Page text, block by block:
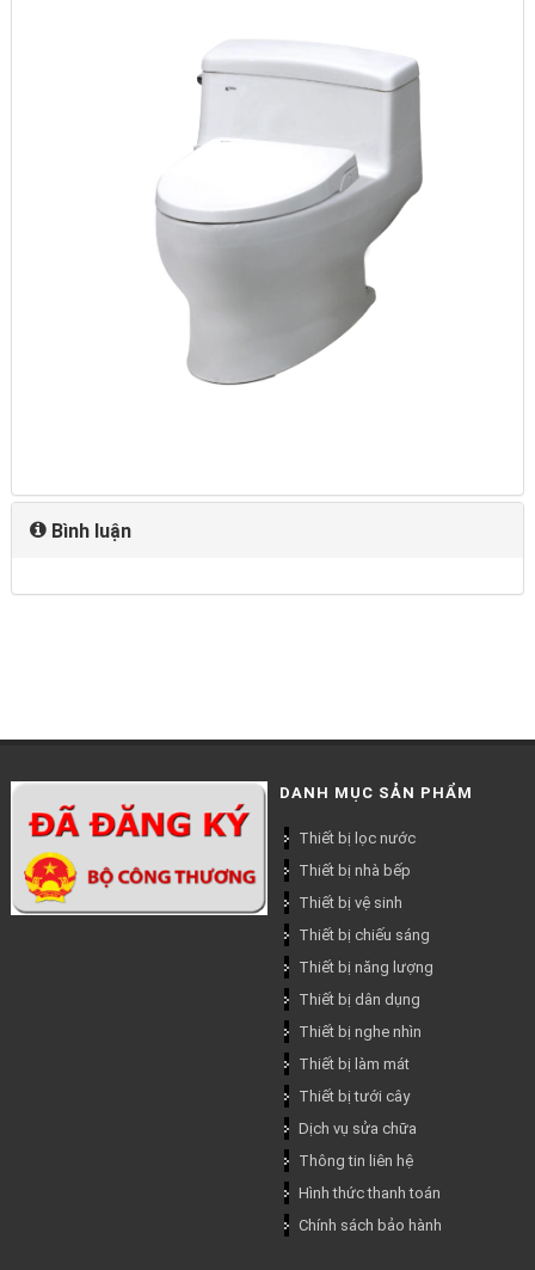
Bình luận
DANH MỤC SẢN PHẨM
Thiết bị lọc nước
Thiết bị nhà bếp
Thiết bị vệ sinh
Thiết bị chiếu sáng
Thiết bị năng lượng
Thiết bị dân dụng
Thiết bị nghe nhìn
Thiết bị làm mát
Thiết bị tưới cây
Dịch vụ sửa chữa
Thông tin liên hệ
Hình thức thanh toán
Chính sách bảo hành